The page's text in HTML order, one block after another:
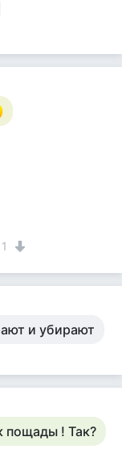
1
и убирают
пощады ! Так?